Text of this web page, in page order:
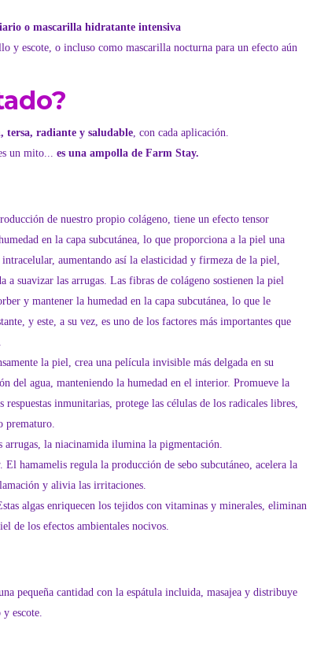
o mascarilla hidratante intensiva
y escote, o incluso como mascarilla nocturna para un efecto aún
tersa, radiante y saludable, con cada aplicación.
un mito... es una ampolla de Farm Stay.
de nuestro propio colágeno, tiene un efecto tensor
en la capa subcutánea, lo que proporciona a la piel una
aumentando así la elasticidad y firmeza de la piel,
a suavizar las arrugas. Las fibras de colágeno sostienen la piel
y mantener la humedad en la capa subcutánea, lo que le
y este, a su vez, es uno de los factores más importantes que
la piel, crea una película invisible más delgada en su
del agua, manteniendo la humedad en el interior. Promueve la
respuestas inmunitarias, protege las células de los radicales libres,
prematuro.
arrugas, la niacinamida ilumina la pigmentación.
hamamelis regula la producción de sebo subcutáneo, acelera la
y alivia las irritaciones.
algas enriquecen los tejidos con vitaminas y minerales, eliminan
de los efectos ambientales nocivos.
pequeña cantidad con la espátula incluida, masajea y distribuye
escote.